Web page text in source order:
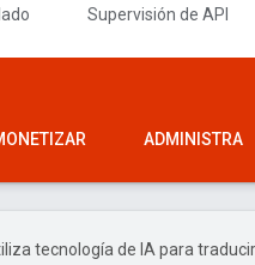
Supervisión de API
ADMINISTRA
tecnología de IA para